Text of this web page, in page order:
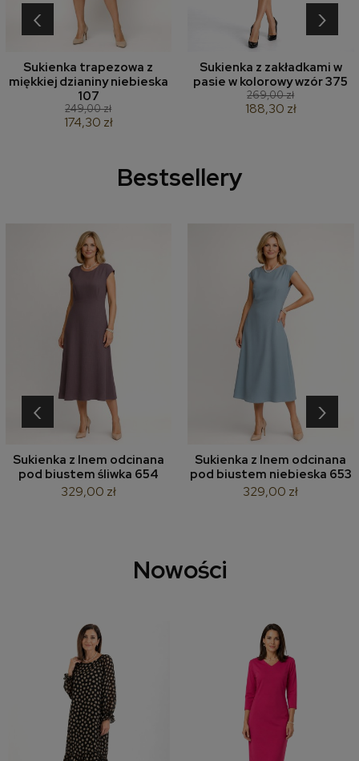
Sukienka trapezowa z
miękkiej dzianiny niebieska
107
249,00 zł
174,30 zł
Sukienka z zakładkami w
pasie w kolorowy wzór 375
269,00 zł
188,30 zł
‹ ›
Bestsellery
Sukienka z lnem odcinana
pod biustem śliwka 654
329,00 zł
Sukienka z lnem odcinana
pod biustem niebieska 653
329,00 zł
‹ ›
Nowości